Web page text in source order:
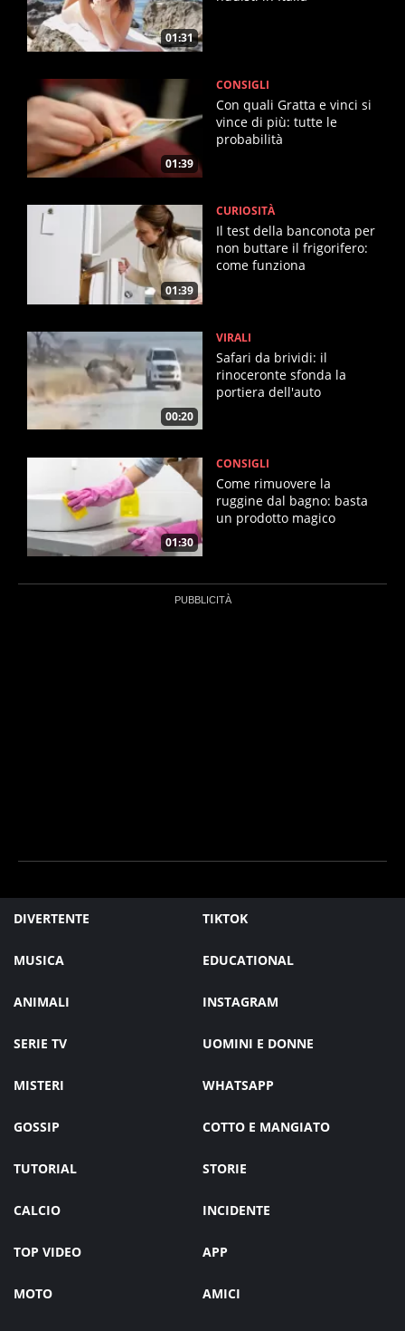
01:31
01:39
CONSIGLI
Con quali Gratta e vinci si
vince di più: tutte le
probabilità
01:39
CURIOSITÀ
Il test della banconota per
non buttare il frigorifero:
come funziona
00:20
VIRALI
Safari da brividi: il
rinoceronte sfonda la
portiera dell'auto
01:30
CONSIGLI
Come rimuovere la
ruggine dal bagno: basta
un prodotto magico
DIVERTENTE TIKTOK
MUSICA EDUCATIONAL
ANIMALI INSTAGRAM
SERIE TV UOMINI E DONNE
MISTERI WHATSAPP
GOSSIP COTTO E MANGIATO
TUTORIAL STORIE
CALCIO INCIDENTE
TOP VIDEO APP
MOTO AMICI